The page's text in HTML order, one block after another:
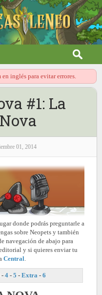
inglés para evitar errores.
#1: La
01, 2014
donde podrás preguntarle a
sobre Neopets y también
navegación de abajo para
y si quieres enviar tu
Central.
- 4 - 5 - Extra - 6